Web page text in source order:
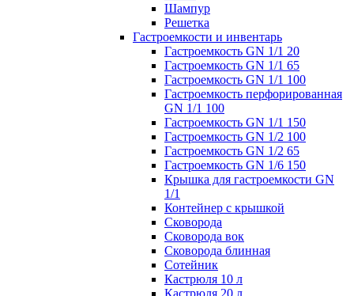
Шампур
Решетка
Гастроемкости и инвентарь
Гастроемкость GN 1/1 20
Гастроемкость GN 1/1 65
Гастроемкость GN 1/1 100
Гастроемкость перфорированная
GN 1/1 100
Гастроемкость GN 1/1 150
Гастроемкость GN 1/2 100
Гастроемкость GN 1/2 65
Гастроемкость GN 1/6 150
Крышка для гастроемкости GN
1/1
Контейнер с крышкой
Сковорода
Сковорода вок
Сковорода блинная
Сотейник
Кастрюля 10 л
Кастрюля 20 л